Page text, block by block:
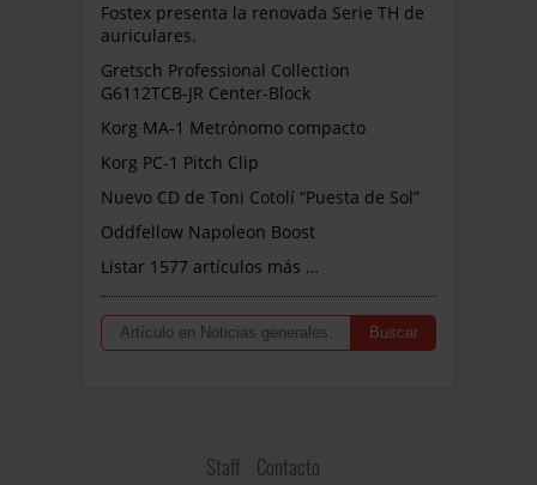
Fostex presenta la renovada Serie TH de
auriculares.
Gretsch Professional Collection
G6112TCB-JR Center-Block
Korg MA-1 Metrónomo compacto
Korg PC-1 Pitch Clip
Nuevo CD de Toni Cotolí “Puesta de Sol”
Oddfellow Napoleon Boost
Listar 1577 artículos más …
Staff Contacto